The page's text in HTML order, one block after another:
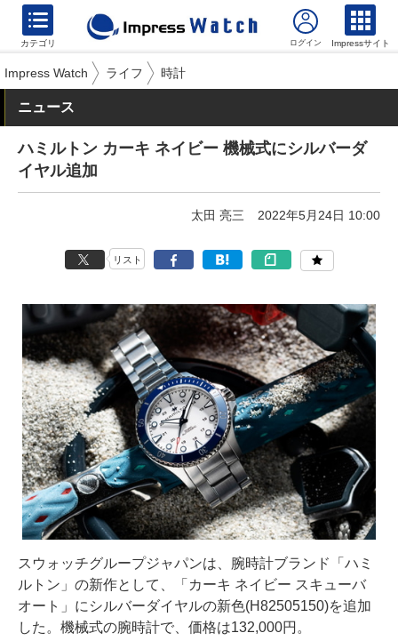
カテゴリ Impressサイト
Impress Watch ライフ 時計
ニュース
ハミルトン カーキ ネイビー 機械式にシルバーダ
イヤル追加
太田 亮三 2022年5月24日 10:00
リスト
スウォッチグループジャパンは、腕時計ブランド「ハミ
ルトン」の新作として、「カーキ ネイビー スキューバ
オート」にシルバーダイヤルの新色(H82505150)を追加
した。機械式の腕時計で、価格は132,000円。